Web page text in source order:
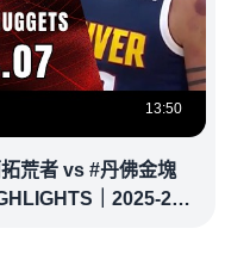
13:50
荒者 vs #丹佛金塊
｜2025-26